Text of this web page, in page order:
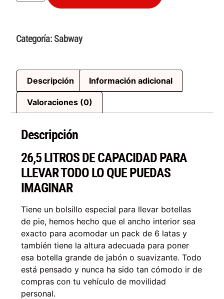
Categoría:Sabway
Descripción Información adicional
Valoraciones (0)
Descripción
26,5 LITROS DE CAPACIDAD PARA
LLEVAR TODO LO QUE PUEDAS
IMAGINAR
Tiene un bolsillo especial para llevar botellas
de pie, hemos hecho que el ancho interior sea
exacto para acomodar un pack de 6 latas y
también tiene la altura adecuada para poner
esa botella grande de jabón o suavizante. Todo
está pensado y nunca ha sido tan cómodo ir de
compras con tu vehículo de movilidad
personal.